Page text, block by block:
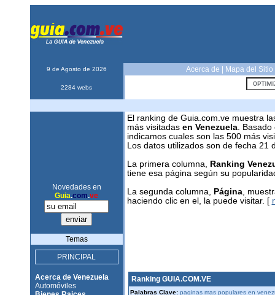
9 de Agosto de 2026 Acerca de Mapa del Sitio
2284 webs
Novedades en
Guia.com.ve
Temas
PRINCIPAL
Acerca de Venezuela
Automóviles
El ranking de Guia.com.ve muestra
más visitadas en Venezuela. Basado
indicamos cuales son las 500 más
Los datos utilizados son de fecha 21
La primera columna, Ranking
tiene esa página según su
La segunda columna, Página,
haciendo clic en el, la puede visitar. [
Ranking GUIA.COM.VE
Palabras Clave: paginas mas populares en